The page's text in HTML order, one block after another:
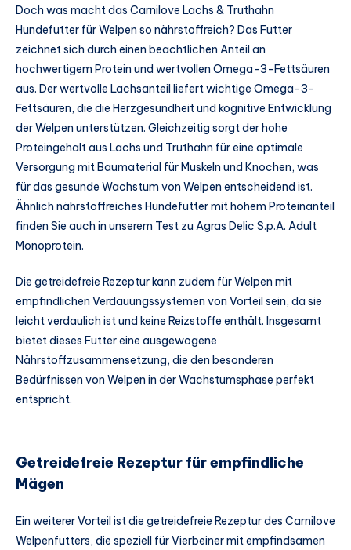
Doch was macht das Carnilove Lachs & Truthahn
Hundefutter für Welpen so nährstoffreich? Das Futter
zeichnet sich durch einen beachtlichen Anteil an
hochwertigem Protein und wertvollen Omega-3-Fettsäuren
aus. Der wertvolle Lachsanteil liefert wichtige Omega-3-
Fettsäuren, die die Herzgesundheit und kognitive Entwicklung
der Welpen unterstützen. Gleichzeitig sorgt der hohe
Proteingehalt aus Lachs und Truthahn für eine optimale
Versorgung mit Baumaterial für Muskeln und Knochen, was
für das gesunde Wachstum von Welpen entscheidend ist.
Ähnlich nährstoffreiches Hundefutter mit hohem Proteinanteil
finden Sie auch in unserem Test zu Agras Delic S.p.A. Adult
Monoprotein.
Die getreidefreie Rezeptur kann zudem für Welpen mit
empfindlichen Verdauungssystemen von Vorteil sein, da sie
leicht verdaulich ist und keine Reizstoffe enthält. Insgesamt
bietet dieses Futter eine ausgewogene
Nährstoffzusammensetzung, die den besonderen
Bedürfnissen von Welpen in der Wachstumsphase perfekt
entspricht.
Getreidefreie Rezeptur für empfindliche
Mägen
Ein weiterer Vorteil ist die getreidefreie Rezeptur des Carnilove
Welpenfutters, die speziell für Vierbeiner mit empfindsamen